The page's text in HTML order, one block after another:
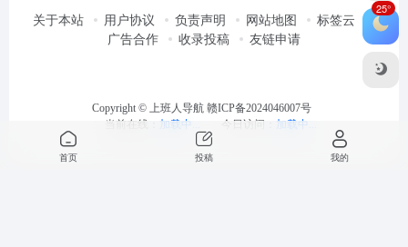
关于本站 用户协议 负责声明 网站地图
标签云
广告合作
收录投稿 友链申请
Copyright © 上班人导航 赣ICP备2024046007号
当前在线： 加载中... 今日访问： 加载中...
25°
首页 投稿 我的